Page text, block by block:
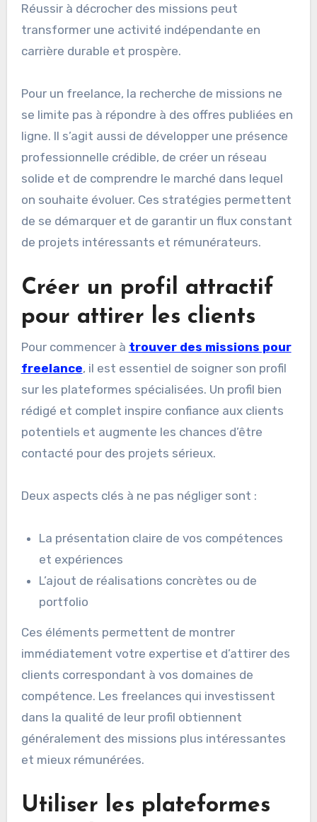
Réussir à décrocher des missions peut
transformer une activité indépendante en
carrière durable et prospère.
Pour un freelance, la recherche de missions ne
se limite pas à répondre à des offres publiées en
ligne. Il s’agit aussi de développer une présence
professionnelle crédible, de créer un réseau
solide et de comprendre le marché dans lequel
on souhaite évoluer. Ces stratégies permettent
de se démarquer et de garantir un flux constant
de projets intéressants et rémunérateurs.
Créer un profil attractif
pour attirer les clients
Pour commencer à trouver des missions pour
freelance, il est essentiel de soigner son profil
sur les plateformes spécialisées. Un profil bien
rédigé et complet inspire confiance aux clients
potentiels et augmente les chances d’être
contacté pour des projets sérieux.
Deux aspects clés à ne pas négliger sont :
La présentation claire de vos compétences
et expériences
L’ajout de réalisations concrètes ou de
portfolio
Ces éléments permettent de montrer
immédiatement votre expertise et d’attirer des
clients correspondant à vos domaines de
compétence. Les freelances qui investissent
dans la qualité de leur profil obtiennent
généralement des missions plus intéressantes
et mieux rémunérées.
Utiliser les plateformes